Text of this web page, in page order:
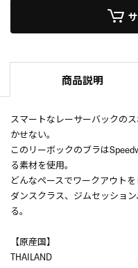
商品説明
スマートなレーサーバックの
かせない。
このリーボックのブラは
る素材を使用。
どんなペースでワークアウト
ダンスクラス、ジムセッショ
る。
【原産国】
THAILAND